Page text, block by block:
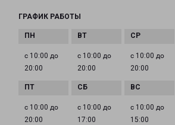
ГРАФИК РАБОТЫ
с 10:00 до
20:00
с 10:00 до
20:00
с 10:00 до
20:00
с 10:00 до
20:00
с 10:00 до
17:00
с 10:00 до
15:00